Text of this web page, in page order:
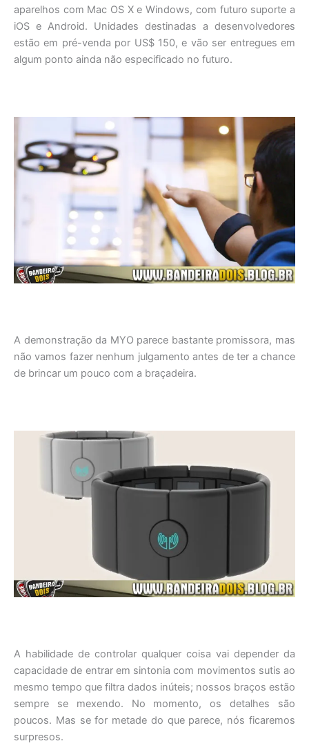
aparelhos com Mac OS X e Windows, com futuro suporte a
iOS e Android. Unidades destinadas a desenvolvedores
estão em pré-venda por US$ 150, e vão ser entregues em
algum ponto ainda não especificado no futuro.
A demonstração da MYO parece bastante promissora, mas
não vamos fazer nenhum julgamento antes de ter a chance
de brincar um pouco com a braçadeira.
A habilidade de controlar qualquer coisa vai depender da
capacidade de entrar em sintonia com movimentos sutis ao
mesmo tempo que filtra dados inúteis; nossos braços estão
sempre se mexendo. No momento, os detalhes são
poucos. Mas se for metade do que parece, nós ficaremos
surpresos.